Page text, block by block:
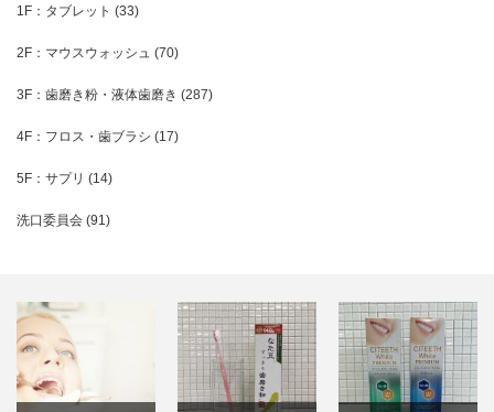
1F：タブレット (33)
2F：マウスウォッシュ (70)
3F：歯磨き粉・液体歯磨き (287)
4F：フロス・歯ブラシ (17)
5F：サプリ (14)
洗口委員会 (91)